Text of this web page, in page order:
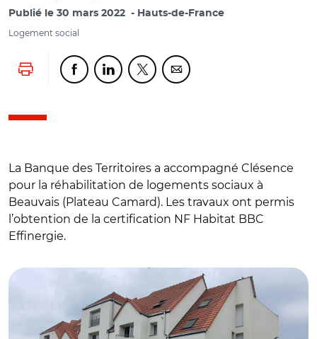
Publié le 30 mars 2022 Hauts-de-France
Logement social
Lancer l'impressionPartager cette page sur Facebook
Partager cette page sur Linkedin
Partager cette page sur Twitter
Partager cette page sur
La Banque des Territoires a accompagné Clésence
pour la réhabilitation de logements sociaux à
Beauvais (Plateau Camard). Les travaux ont permis
l’obtention de la certification NF Habitat BBC
Effinergie.